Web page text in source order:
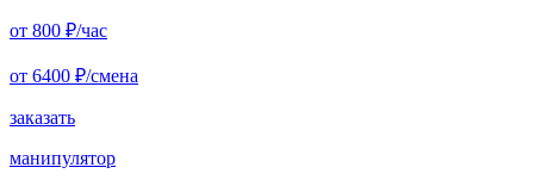
от 800 ₽/час
от 6400 ₽/смена
заказать
манипулятор